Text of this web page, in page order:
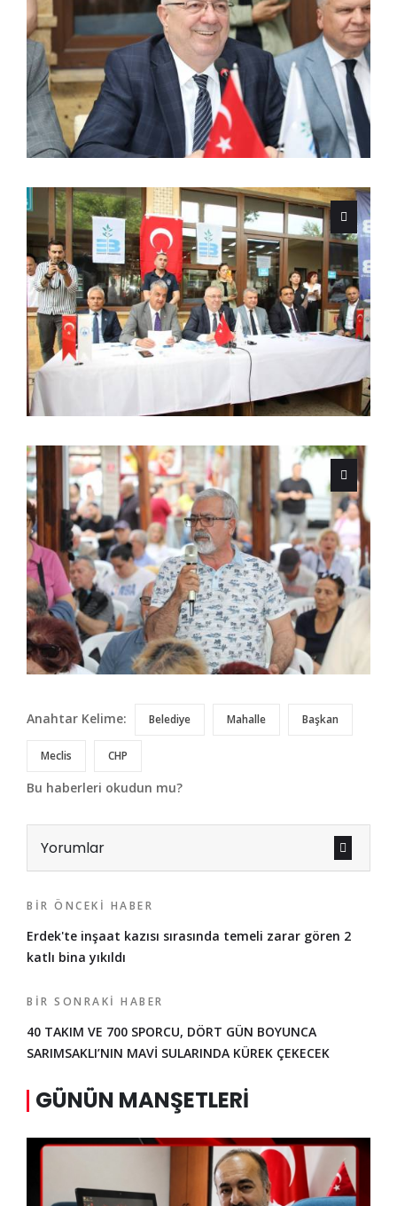
Anahtar Kelime: Belediye Mahalle Başkan
Meclis CHP
Bu haberleri okudun mu?
Yorumlar
BIR ÖNCEKI HABER
Erdek'te inşaat kazısı sırasında temeli zarar gören 2
katlı bina yıkıldı
BIR SONRAKI HABER
40 TAKIM VE 700 SPORCU, DÖRT GÜN BOYUNCA
SARIMSAKLI’NIN MAVİ SULARINDA KÜREK ÇEKECEK
GÜNÜN MANŞETLERI